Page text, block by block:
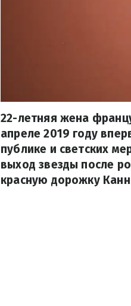
22-летняя жена
апреле 2019 году
публике и светских
выход звезды после
красную дорожку